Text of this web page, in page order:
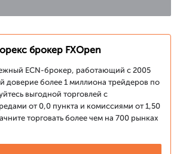
брокер FXOpen
ECN-брокер, работающий с 2005
доверие более 1 миллиона трейдеров по
выгодной торговлей с
от 0,0 пункта и комиссиями от 1,50
торговать более чем на 700 рынках